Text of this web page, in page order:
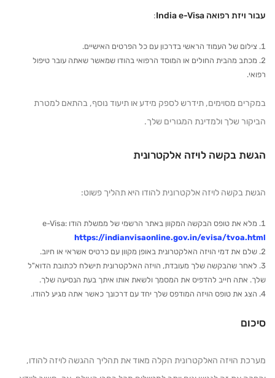
עבור ויזת רפואה India e-Visa :
צילום של העמוד הראשי בדרכון עם כל הפרטים האישיים.
מכתב מהבית החולים או המוסד הרפואי בהודו שמאשר שאתה עובר טיפול
רפואי.
במקרים מסוימים, תידרש לספק מידע או תיעוד נוסף, בהתאם למטרת
הביקור שלך ולמדינת המגורים שלך.
הגשת בקשה לויזה אלקטרונית
הגשת בקשה לויזה אלקטרונית להודו היא תהליך פשוט:
מלא את טופס הבקשה המקוון באתר הרשמי של ממשלת הודו e-Visa:
https://indianvisaonline.gov.in/evisa/tvoa.html
שלם את דמי הויזה האלקטרונית באופן מקוון עם כרטיס אשראי או חיוב.
לאחר שהבקשה שלך מעובדת, הויזה האלקטרונית תישלח לכתובת הדוא"ל
שלך. אתה חייב להדפיס את המסמך ולשאת אותו איתך בעת הנסיעה שלך.
הצג את טופס הויזה המודפס שלך יחד עם דרכונך כאשר אתה מגיע להודו.
סיכום
מערכת הויזה האלקטרונית הקלה מאוד את תהליך ההגשה לויזה להודו,